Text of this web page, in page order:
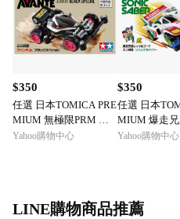
$350
任選 日本TOMICA PRE
MIUM 無極限PRM 迷
你四驅車(黑) 特別版 T
Yahoo購物中心
$350
任選 日本
MIUM 爆走兄
驅車 音速戰神
Yahoo購物中心
LINE購物商品推薦